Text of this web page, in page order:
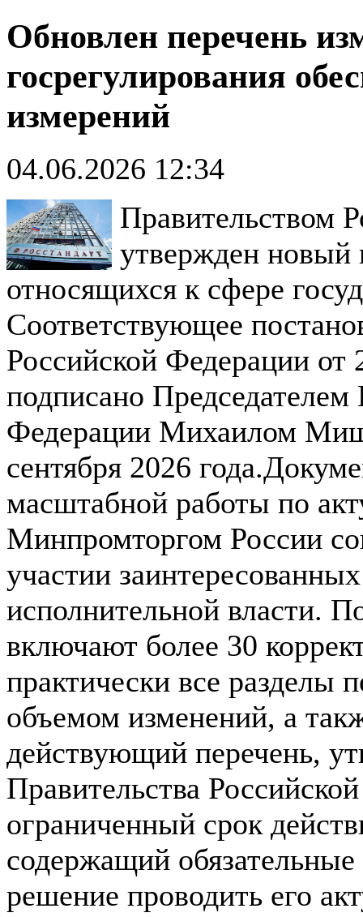
Обновлен перечень
госрегулирования
измерений
04.06.2026 12:34
Правительством
утвержден новый
относящихся к сфере
Соответствующее
Российской Федерации
подписано Председателем
Федерации Михаилом
сентября 2026
масштабной работы по
Минпромторгом России
участии
исполнительной власти.
включают более 30
практически все разделы
объемом изменений, а
действующий перечень,
Правительства
ограниченный срок
содержащий
решение проводить его